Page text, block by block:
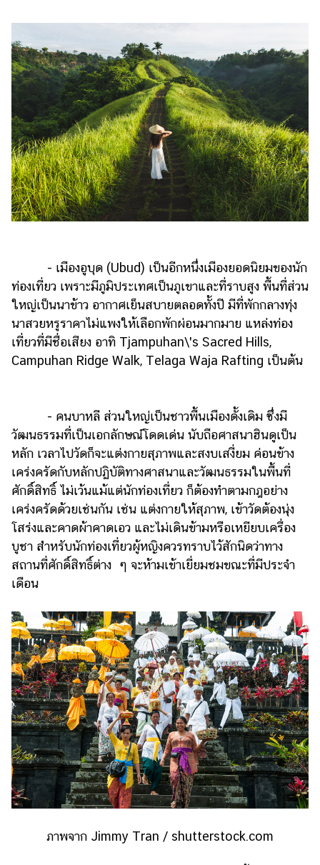
- เมืองอูบุด (Ubud) เป็นอีกหนึ่งเมืองยอดนิยมของนัก
ท่องเที่ยว เพราะมีภูมิประเทศเป็นภูเขาและที่ราบสูง พื้นที่ส่วน
ใหญ่เป็นนาข้าว อากาศเย็นสบายตลอดทั้งปี มีที่พักกลางทุ่ง
นาสวยหรูราคาไม่แพงให้เลือกพักผ่อนมากมาย แหล่งท่อง
เที่ยวที่มีชื่อเสียง อาทิ Tjampuhan\'s Sacred Hills,
Campuhan Ridge Walk, Telaga Waja Rafting เป็นต้น
- คนบาหลี ส่วนใหญ่เป็นชาวพื้นเมืองดั้งเดิม ซึ่งมี
วัฒนธรรมที่เป็นเอกลักษณ์โดดเด่น นับถือศาสนาฮินดูเป็น
หลัก เวลาไปวัดก็จะแต่งกายสุภาพและสงบเสงี่ยม ค่อนข้าง
เคร่งครัดกับหลักปฏิบัติทางศาสนาและวัฒนธรรมในพื้นที่
ศักดิ์สิทธิ์ ไม่เว้นแม้แต่นักท่องเที่ยว ก็ต้องทำตามกฎอย่าง
เคร่งครัดด้วยเช่นกัน เช่น แต่งกายให้สุภาพ, เข้าวัดต้องนุ่ง
โสร่งและคาดผ้าคาดเอว และไม่เดินข้ามหรือเหยียบเครื่อง
บูชา สำหรับนักท่องเที่ยวผู้หญิงควรทราบไว้สักนิดว่าทาง
สถานที่ศักดิ์สิทธิ์ต่าง ๆ จะห้ามเข้าเยี่ยมชมขณะที่มีประจำ
เดือน
ภาพจาก Jimmy Tran / shutterstock.com